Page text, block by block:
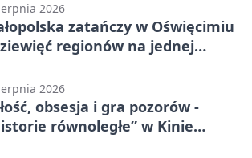
2026
zatańczy w Oświęcimiu
regionów na jednej
2026
obsesja i gra pozorów -
równoległe” w Kinie